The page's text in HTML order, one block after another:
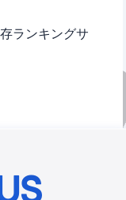
ランキングサ